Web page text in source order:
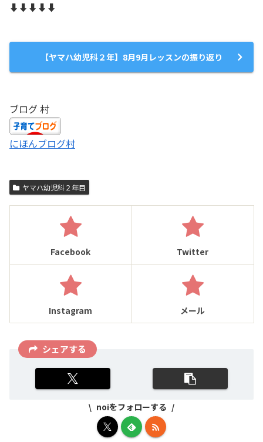
⬇︎⬇︎⬇︎⬇︎⬇︎
【ヤマハ幼児科２年】8月9月レッスンの振り返り
ブログ 村
にほんブログ村
ヤマハ幼児科２年目
Facebook Twitter
Instagram メール
シェアする
noiをフォローする